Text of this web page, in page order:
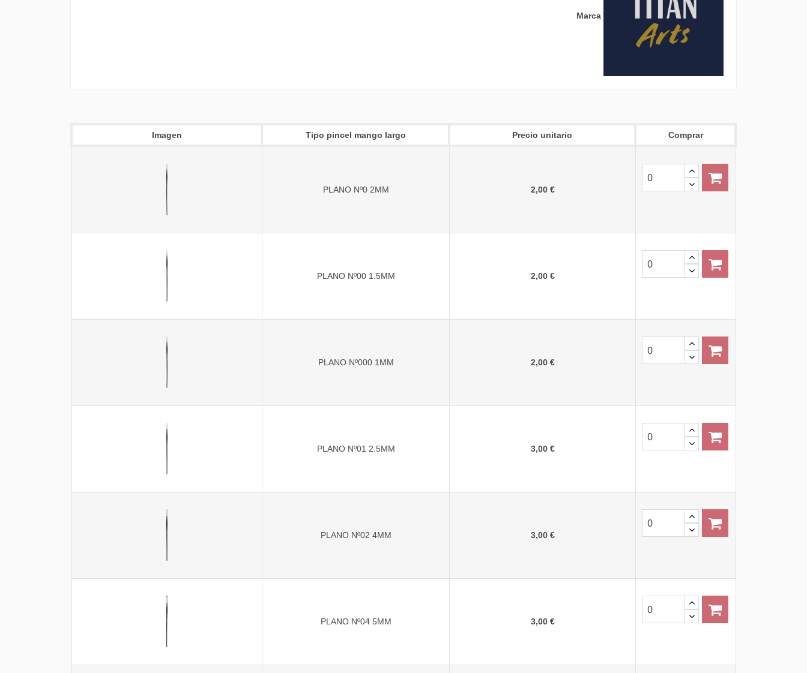
Marca
Imagen Tipo pincel mango largo Precio unitario Comprar
PLANO Nº0 2MM 2,00 €
PLANO Nº00 1.5MM 2,00 €
PLANO Nº000 1MM 2,00 €
PLANO Nº01 2.5MM 3,00 €
PLANO Nº02 4MM 3,00 €
PLANO Nº04 5MM 3,00 €